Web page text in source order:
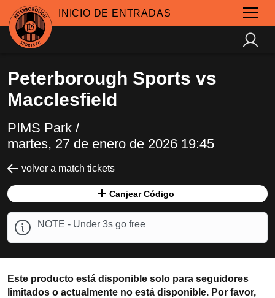
INICIO DE ENTRADAS
Peterborough Sports vs
Macclesfield
PIMS Park /
martes, 27 de enero de 2026 19:45
volver a match tickets
Canjear Código
NOTE - Under 3s go free
Este producto está disponible solo para seguidores
limitados o actualmente no está disponible. Por favor,